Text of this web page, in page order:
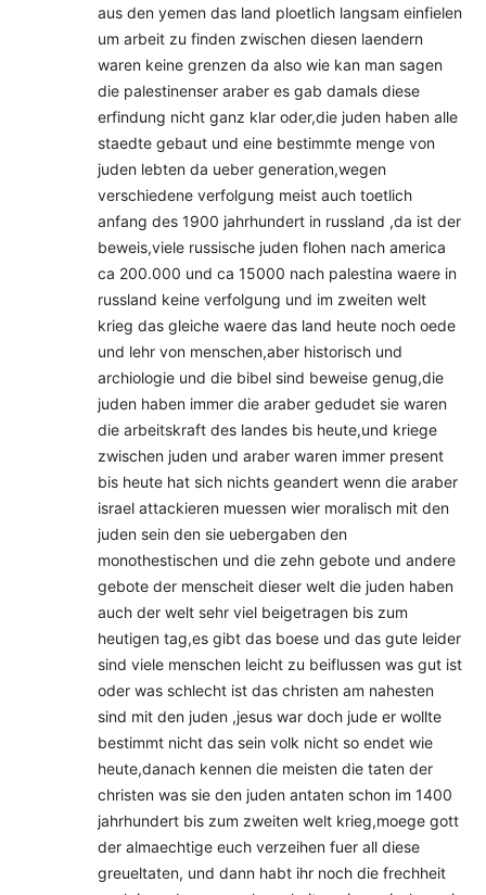
aus den yemen das land ploetlich langsam einfielen
um arbeit zu finden zwischen diesen laendern
waren keine grenzen da also wie kan man sagen
die palestinenser araber es gab damals diese
erfindung nicht ganz klar oder,die juden haben alle
staedte gebaut und eine bestimmte menge von
juden lebten da ueber generation,wegen
verschiedene verfolgung meist auch toetlich
anfang des 1900 jahrhundert in russland ,da ist der
beweis,viele russische juden flohen nach america
ca 200.000 und ca 15000 nach palestina waere in
russland keine verfolgung und im zweiten welt
krieg das gleiche waere das land heute noch oede
und lehr von menschen,aber historisch und
archiologie und die bibel sind beweise genug,die
juden haben immer die araber gedudet sie waren
die arbeitskraft des landes bis heute,und kriege
zwischen juden und araber waren immer present
bis heute hat sich nichts geandert wenn die araber
israel attackieren muessen wier moralisch mit den
juden sein den sie uebergaben den
monothestischen und die zehn gebote und andere
gebote der menscheit dieser welt die juden haben
auch der welt sehr viel beigetragen bis zum
heutigen tag,es gibt das boese und das gute leider
sind viele menschen leicht zu beiflussen was gut ist
oder was schlecht ist das christen am nahesten
sind mit den juden ,jesus war doch jude er wollte
bestimmt nicht das sein volk nicht so endet wie
heute,danach kennen die meisten die taten der
christen was sie den juden antaten schon im 1400
jahrhundert bis zum zweiten welt krieg,moege gott
der almaechtige euch verzeihen fuer all diese
greueltaten, und dann habt ihr noch die frechheit